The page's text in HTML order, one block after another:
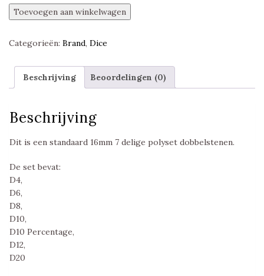
DD
Cloud
Sunset
aantal
Toevoegen aan winkelwagen
Categorieën: Brand, Dice
Beschrijving Beoordelingen (0)
Beschrijving
Dit is een standaard 16mm 7 delige polyset dobbelstenen.
De set bevat:
D4,
D6,
D8,
D10,
D10 Percentage,
D12,
D20